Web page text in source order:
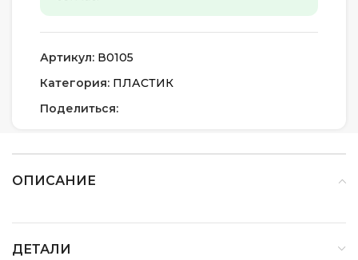
Артикул: В0105
Категория: ПЛАСТИК
Поделиться:
ОПИСАНИЕ
ДЕТАЛИ